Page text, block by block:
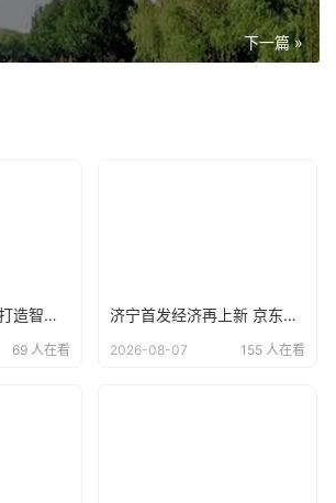
下一篇 »
支付宝携手余杭区打造智慧阳光校餐系统，让每一笔校园餐费“晒在阳光下
69 人在看
济宁首发经济再上新 京东电器自营大店开业
2026-08-07 155 人在看